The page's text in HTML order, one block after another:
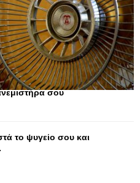
σου
το ψυγείο σου και